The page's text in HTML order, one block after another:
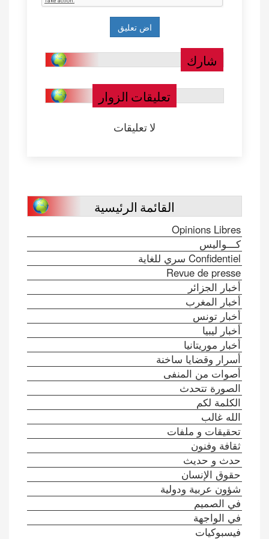
شارك
تعليقات الزوار
لا تعليقات
القائمة الرئيسية
Opinions Libres
كـــواليس
Confidentiel سري للغاية
Revue de presse
أخبار الجزائر
أخبار المغرب
أخبار تونس
أخبار ليبيا
أخبار موريتانيا
أسرار وقضايا ساخنة
أصوات من المنفى
الصورة تتحدث
الكلمة لكم
الله غالب
تحقيقات و ملفات
ثقافة وفنون
حدث و حديث
حقوق الإنسان
شؤون عربية ودولية
في الصميم
في الواجهة
فيسبوكيات